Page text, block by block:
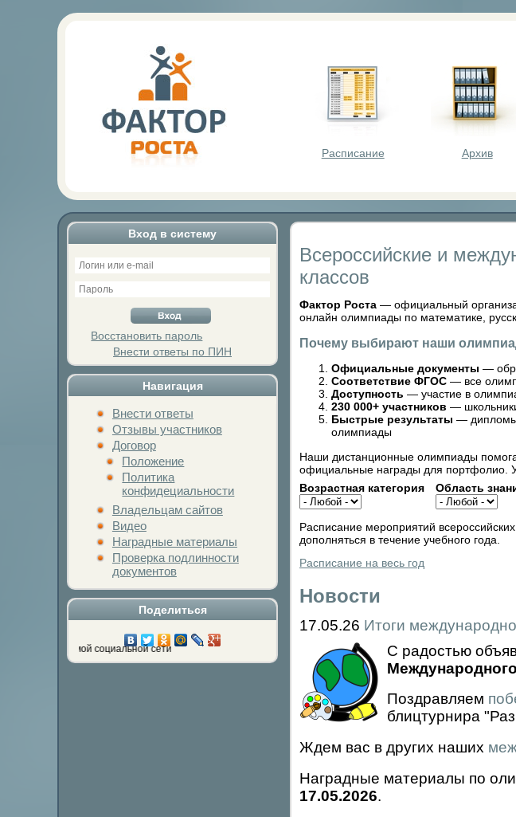
Расписание Архив
Вход в систему
Восстановить пароль
Внести ответы по ПИН
Навигация
Внести ответы
Отзывы участников
Договор
Положение
Политика
конфидециальности
Владельцам сайтов
Видео
Наградные материалы
Проверка подлинности
документов
Поделиться
любимой социальной сети
Всероссийские и
классов
Фактор Роста — официальный
онлайн олимпиады по математике,
Почему выбирают наши
Официальные документы —
Соответствие ФГОС — все
Доступность — участие в
230 000+ участников —
Быстрые результаты — дипломы
олимпиады
Наши дистанционные олимпиады
официальные награды для портфолио.
Возрастная категория
Область
Расписание мероприятий
дополняться в течение учебного года.
Расписание на весь год
Новости
17.05.26 Итоги
С радостью
Поздравляем
блицтурнира
Ждем вас в других наших
Наградные материалы по
17.05.2026.